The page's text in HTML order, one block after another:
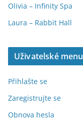
Olivia – Infinity Spa
Laura – Rabbit Hall
Uživatelské menu
Přihlašte se
Zaregistrujte se
Obnova hesla